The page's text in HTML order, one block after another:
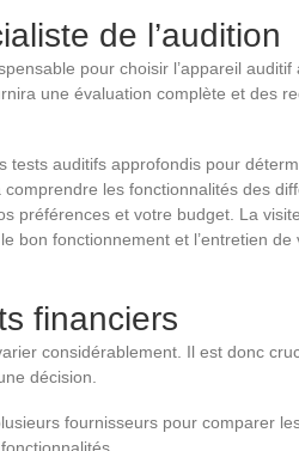
de l’audition
pour choisir l’appareil auditif
une évaluation complète et des
tests auditifs approfondis pour
les fonctionnalités des
préférences et votre budget. La
bon fonctionnement et l’entretien
financiers
considérablement. Il est donc
décision.
fournisseurs pour comparer